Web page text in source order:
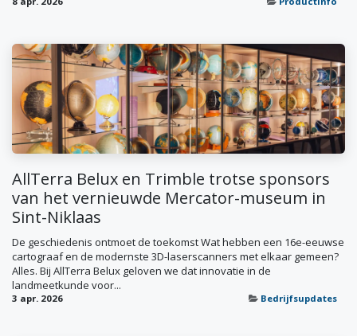
AllTerra Belux en Trimble trotse sponsors
van het vernieuwde Mercator-museum in
Sint-Niklaas
De geschiedenis ontmoet de toekomst Wat hebben een 16e-eeuwse
cartograaf en de modernste 3D-laserscanners met elkaar gemeen?
Alles. Bij AllTerra Belux geloven we dat innovatie in de
landmeetkunde voor...
3 apr. 2026 Bedrijfsupdates